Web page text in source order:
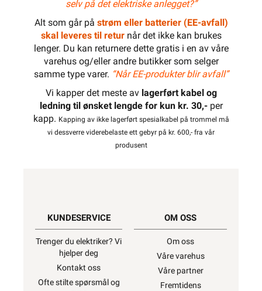
selv på det elektriske anlegget?”
Alt som går på strøm eller batterier (EE-avfall)
skal leveres til returnår det ikke kan brukes
lenger. Du kan returnere dette gratis i en av våre
varehus og/eller andre butikker som selger
samme type varer. “Når EE-produkter blir avfall”
Vi kapper det meste av lagerført kabel og
ledning til ønsket lengde for kun kr. 30,-per
kapp. Kapping av ikke lagerført spesialkabel på trommel må
vi dessverre viderebelaste ett gebyr på kr. 600,- fra vår
produsent
KUNDESERVICE
Trenger du elektriker? Vi
hjelper deg
Kontakt oss
Ofte stilte spørsmål og
OM OSS
Om oss
Våre varehus
Våre partner
Fremtidens